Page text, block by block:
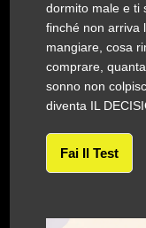
dormito male e ti
finché non arriva
mangiare, cosa
comprare,
sonno non
diventa IL
Fai Il Test